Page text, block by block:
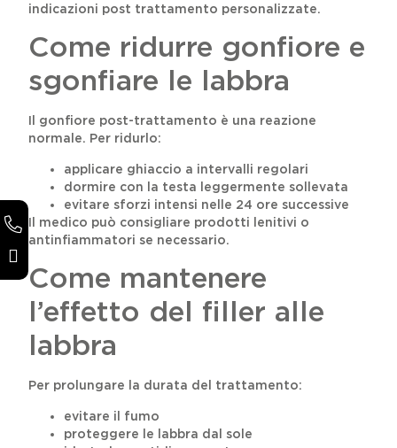
indicazioni post trattamento personalizzate.
Come ridurre gonfiore e
sgonfiare le labbra
Il gonfiore post-trattamento è una reazione
normale. Per ridurlo:
applicare ghiaccio a intervalli regolari
dormire con la testa leggermente sollevata
evitare sforzi intensi nelle 24 ore successive
Il medico può consigliare prodotti lenitivi o
antinfiammatori se necessario.
Come mantenere
l’effetto del filler alle
labbra
Per prolungare la durata del trattamento:
evitare il fumo
proteggere le labbra dal sole